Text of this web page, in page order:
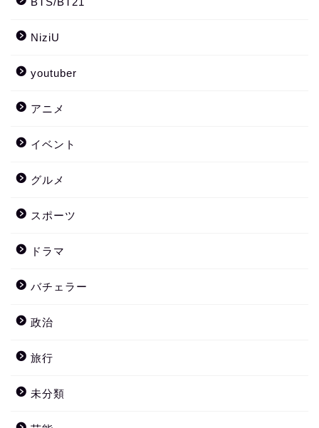
NiziU
youtuber
アニメ
イベント
グルメ
スポーツ
ドラマ
バチェラー
政治
旅行
未分類